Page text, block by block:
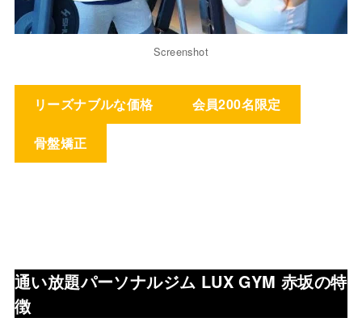
Screenshot
リーズナブルな価格 会員200名限定
骨盤矯正
通い放題パーソナルジム LUX GYM 赤坂の特
徴